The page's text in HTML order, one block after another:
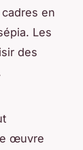
en
Les
des
œuvre